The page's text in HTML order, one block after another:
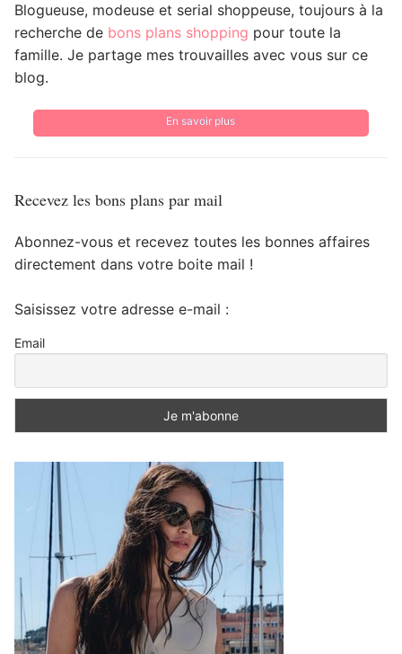
Blogueuse, modeuse et serial shoppeuse, toujours à la
recherche de bons plans shopping pour toute la
famille. Je partage mes trouvailles avec vous sur ce
blog.
En savoir plus
Recevez les bons plans par mail
Abonnez-vous et recevez toutes les bonnes affaires
directement dans votre boite mail !
Saisissez votre adresse e-mail :
Email